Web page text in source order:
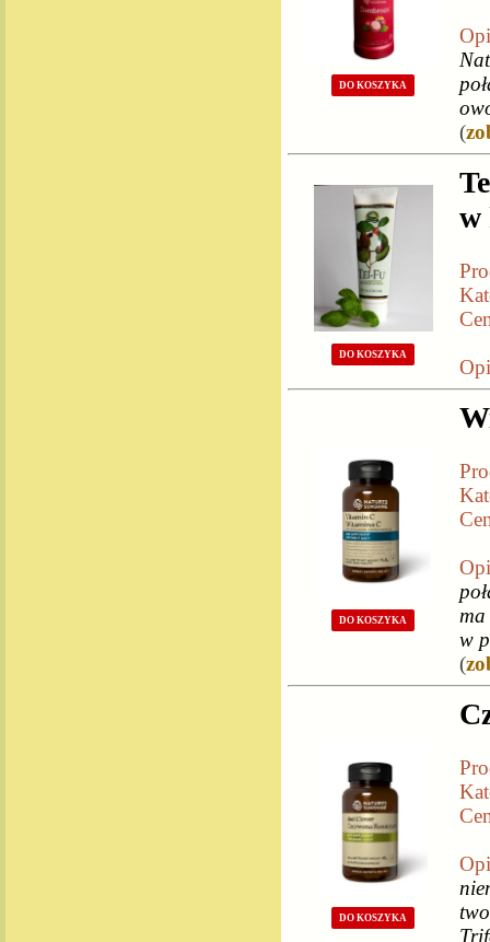
DO KOSZYKA
(
DO KOSZYKA
w
DO KOSZYKA
w
(
DO KOSZYKA